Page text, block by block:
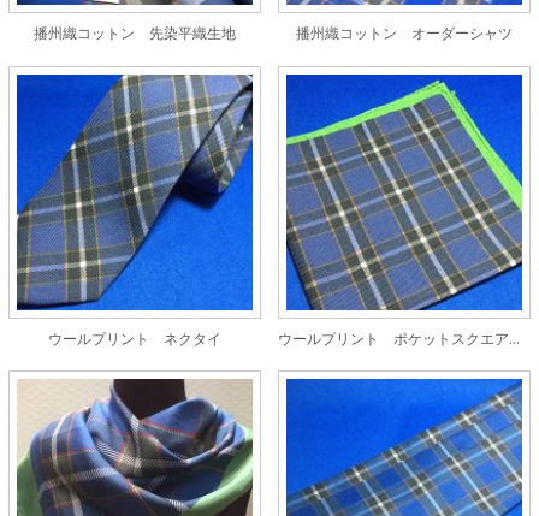
播州織コットン 先染平織生地 播州織コットン オーダーシャツ
ウールプリント ネクタイ ウールプリント ポケットスクエア（チーフ）